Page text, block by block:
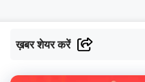
ख़बर शेयर करें